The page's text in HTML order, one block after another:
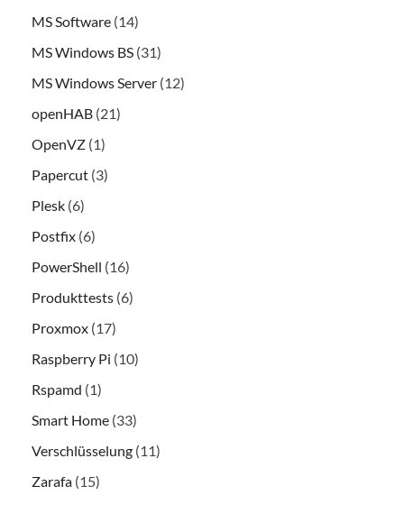
MS Software (14)
MS Windows BS (31)
MS Windows Server (12)
openHAB (21)
OpenVZ (1)
Papercut (3)
Plesk (6)
Postfix (6)
PowerShell (16)
Produkttests (6)
Proxmox (17)
Raspberry Pi (10)
Rspamd (1)
Smart Home (33)
Verschlüsselung (11)
Zarafa (15)